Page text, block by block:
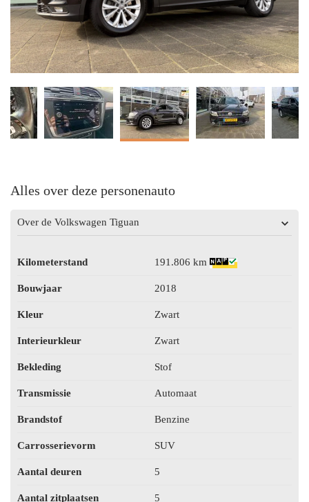
Alles over deze personenauto
Over de Volkswagen Tiguan
Kilometerstand 191.806 km
Bouwjaar 2018
Kleur Zwart
Interieurkleur Zwart
Bekleding Stof
Transmissie Automaat
Brandstof Benzine
Carrosserievorm SUV
Aantal deuren 5
Aantal zitplaatsen 5